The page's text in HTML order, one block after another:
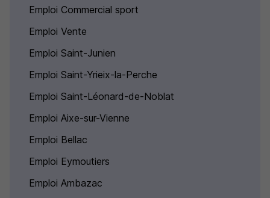
Emploi Commercial sport
Emploi Vente
Emploi Saint-Junien
Emploi Saint-Yrieix-la-Perche
Emploi Saint-Léonard-de-Noblat
Emploi Aixe-sur-Vienne
Emploi Bellac
Emploi Eymoutiers
Emploi Ambazac